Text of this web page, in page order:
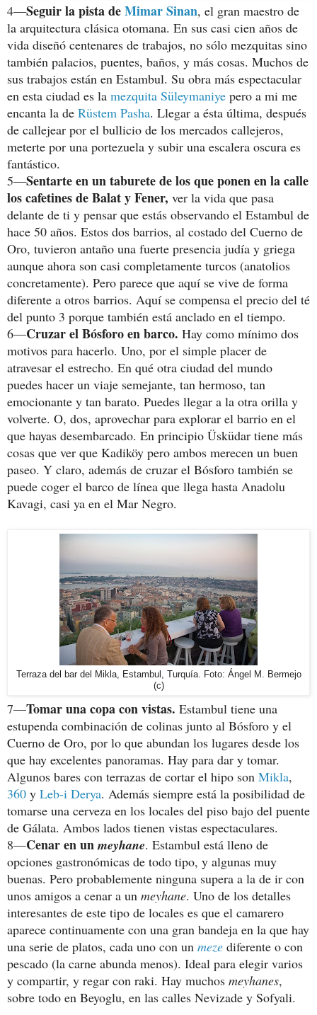
4—Seguir la pista deMimar Sinan, el gran maestro de
la arquitectura clásica otomana. En sus casi cien años de
vida diseñó centenares de trabajos, no sólo mezquitas sino
también palacios, puentes, baños, y más cosas. Muchos de
sus trabajos están en Estambul. Su obra más espectacular
en esta ciudad es la mezquita Süleymaniye pero a mi me
encanta la de Rüstem Pasha. Llegar a ésta última, después
de callejear por el bullicio de los mercados callejeros,
meterte por una portezuela y subir una escalera oscura es
fantástico.
5—Sentarte en un taburete de los que ponen en la calle
los cafetines de Balat y Fener, ver la vida que pasa
delante de ti y pensar que estás observando el Estambul de
hace 50 años. Estos dos barrios, al costado del Cuerno de
Oro, tuvieron antaño una fuerte presencia judía y griega
aunque ahora son casi completamente turcos (anatolios
concretamente). Pero parece que aquí se vive de forma
diferente a otros barrios. Aquí se compensa el precio del té
del punto 3 porque también está anclado en el tiempo.
6—Cruzar el Bósforo en barco. Hay como mínimo dos
motivos para hacerlo. Uno, por el simple placer de
atravesar el estrecho. En qué otra ciudad del mundo
puedes hacer un viaje semejante, tan hermoso, tan
emocionante y tan barato. Puedes llegar a la otra orilla y
volverte. O, dos, aprovechar para explorar el barrio en el
que hayas desembarcado. En principio Üsküdar tiene más
cosas que ver que Kadiköy pero ambos merecen un buen
paseo. Y claro, además de cruzar el Bósforo también se
puede coger el barco de línea que llega hasta Anadolu
Kavagi, casi ya en el Mar Negro.
Terraza del bar del Mikla, Estambul, Turquía. Foto: Ángel M. Bermejo
(c)
7—Tomar una copa con vistas. Estambul tiene una
estupenda combinación de colinas junto al Bósforo y el
Cuerno de Oro, por lo que abundan los lugares desde los
que hay excelentes panoramas. Hay para dar y tomar.
Algunos bares con terrazas de cortar el hipo son Mikla,
360 y Leb-i Derya. Además siempre está la posibilidad de
tomarse una cerveza en los locales del piso bajo del puente
de Gálata. Ambos lados tienen vistas espectaculares.
8—Cenar en un meyhane. Estambul está lleno de
opciones gastronómicas de todo tipo, y algunas muy
buenas. Pero probablemente ninguna supera a la de ir con
unos amigos a cenar a un meyhane. Uno de los detalles
interesantes de este tipo de locales es que el camarero
aparece continuamente con una gran bandeja en la que hay
una serie de platos, cada uno con un meze diferente o con
pescado (la carne abunda menos). Ideal para elegir varios
y compartir, y regar con raki. Hay muchos meyhanes,
sobre todo en Beyoglu, en las calles Nevizade y Sofyali.